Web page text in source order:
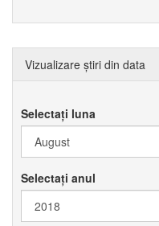
Vizualizare știri din data
Selectați luna
Selectați anul